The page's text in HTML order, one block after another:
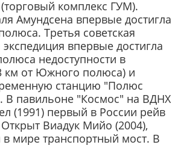
комплекс ГУМ).
Амундсена впервые достигла
Третья советская
экспедиция впервые достигла
недоступности в
км от Южного полюса) и
станцию "Полюс
В павильоне "Космос" на ВДНХ
(1991) первый в России рейв
Виадук Мийо (2004),
мире транспортный мост. В